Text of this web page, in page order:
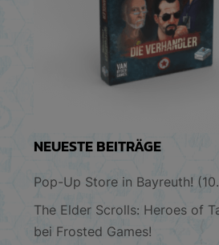
NEUESTE BEITRÄGE
Pop-Up Store in Bayreuth!
The Elder Scrolls: Heroes of
bei Frosted Games!